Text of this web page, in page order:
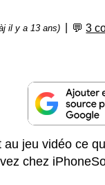
il y a 13 ans) 💬3
au jeu vidéo ce
chez